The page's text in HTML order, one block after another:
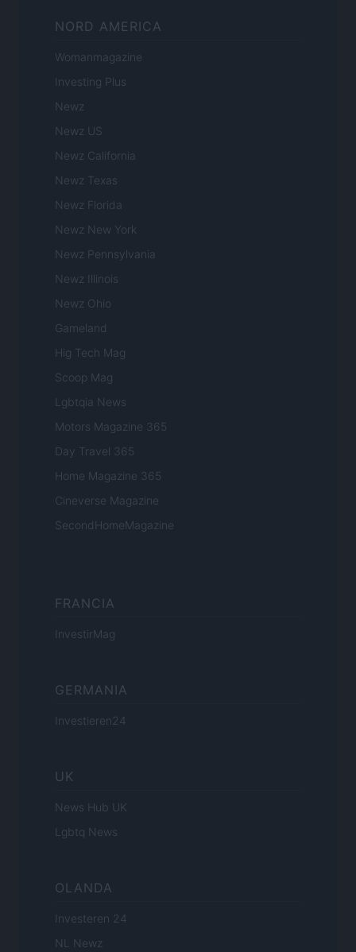
NORD AMERICA
Womanmagazine
Investing Plus
Newz
Newz US
Newz California
Newz Texas
Newz Florida
Newz New York
Newz Pennsylvania
Newz Illinois
Newz Ohio
Gameland
Hig Tech Mag
Scoop Mag
Lgbtqia News
Motors Magazine 365
Day Travel 365
Home Magazine 365
Cineverse Magazine
SecondHomeMagazine
FRANCIA
InvestirMag
GERMANIA
Investieren24
UK
News Hub UK
Lgbtq News
OLANDA
Investeren 24
NL Newz